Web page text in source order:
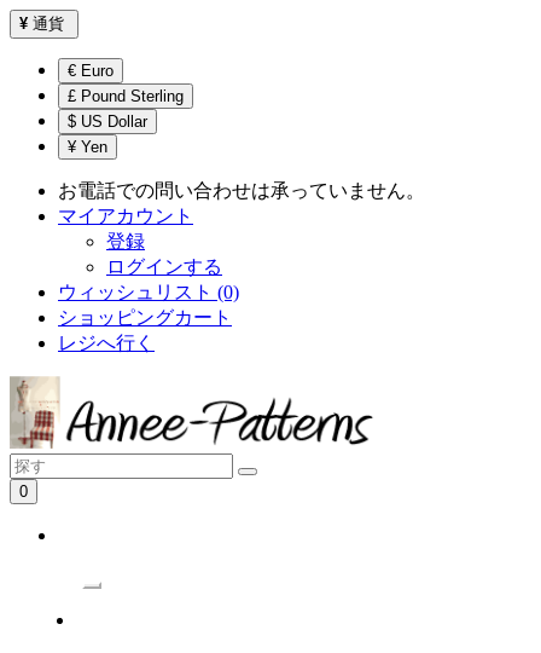
¥ 通貨
€ Euro
£ Pound Sterling
$ US Dollar
¥ Yen
お電話での問い合わせは承っていません。
マイアカウント
登録
ログインする
ウィッシュリスト (0)
ショッピングカート
レジへ行く
0